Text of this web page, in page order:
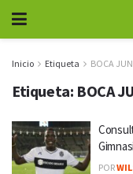
Inicio Etiqueta BOCA
Etiqueta: BOCA
POR